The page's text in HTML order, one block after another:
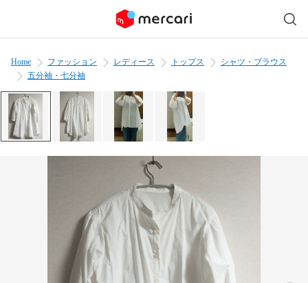
Home ファッション レディース トップス
シャツ・ブラウス
五分袖・七分袖